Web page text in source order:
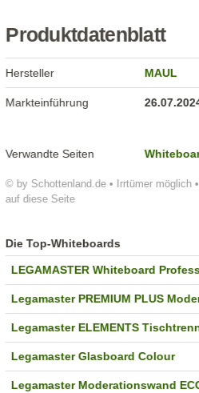
Produktdatenblatt
© by Schottenland.de • Irrtümer möglich
auf diese Seite
Hersteller MAUL
Markteinführung
Verwandte Seiten
Die Top-Whiteboards
LEGAMASTER Whiteboard
Legamaster PREMIUM PLUS
Legamaster ELEMENTS
Legamaster Glasboard Colour
Legamaster Moderationswand